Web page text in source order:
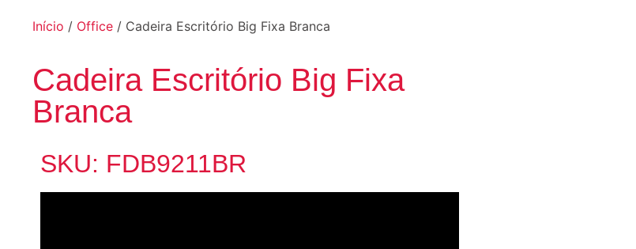
Início / Office / Cadeira Escritório Big Fixa Branca
Cadeira Escritório Big Fixa
Branca
SKU: FDB9211BR